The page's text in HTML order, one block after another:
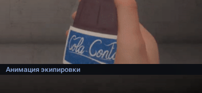
Анимация экипировки